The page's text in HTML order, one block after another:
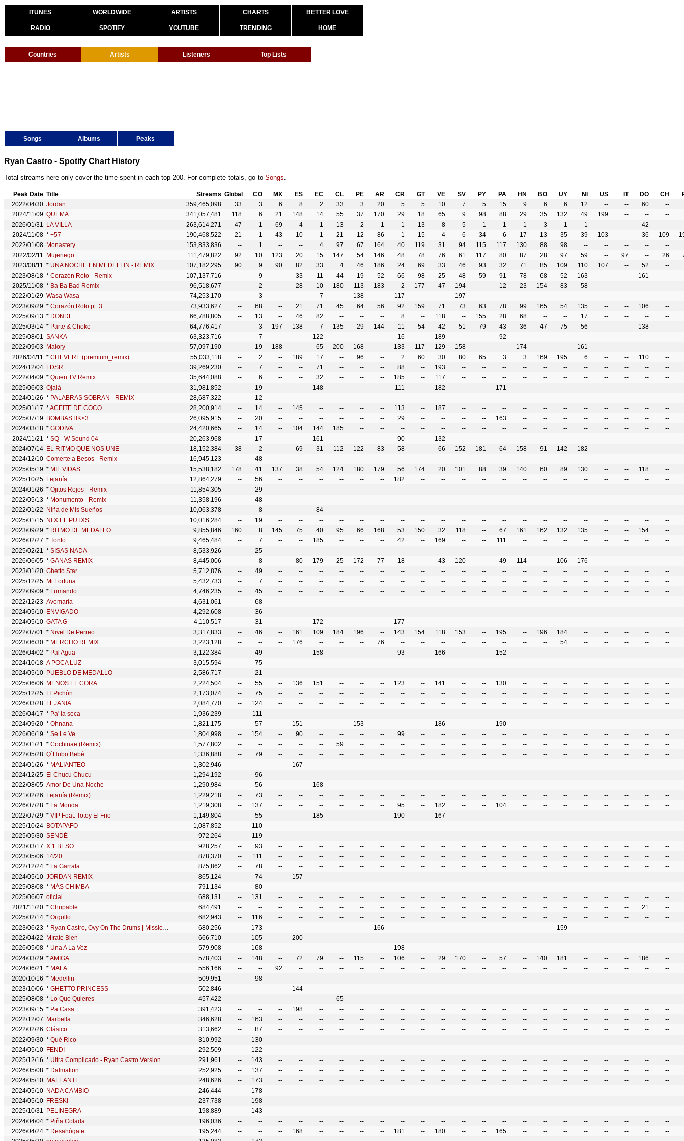
ITUNES WORLDWIDE ARTISTS CHARTS BETTER LOVE
RADIO SPOTIFY YOUTUBE TRENDING HOME
Countries Artists Listeners Top Lists
Songs Albums Peaks
Ryan Castro - Spotify Chart History
Total streams here only cover the time spent in each top 200. For complete totals, go to Songs.
Peak Date Title Streams Global CO MX ES EC CL PE AR CR GT VE SV PY PA HN BO UY NI US IT DO CH
2022/04/30 Jordan 359,465,098 33 3 6 8 2 33 3 20 5 5 10 7 5 15 9 6 6 12 -- -- 60
--
2024/11/09 QUEMA 341,057,481 118 6 21 148 14 55 37 170 29 18 65 9 98 88 29 35 132 49 199 -- --
--
2026/01/31
LA VILLA 263,614,271 47 1 69 4 1 13 2 1 1 13 8 5 1 1 1 3 1 1 -- -- 42
--
2024/11/08 * +57 190,468,522 21 1 43 10 1 21 12 86 1 15 4 6 34 6 17 13 35 39 103 -- 36 109
2022/01/08 Monastery 153,833,836 -- 1 -- -- 4 97 67 164 40 119 31 94 115 117 130 88 98 -- -- -- --
--
2022/02/11
Mujeriego 111,479,822 92 10 123 20 15 147 54 146 48 78 76 61 117 80 87 28 97 59 -- 97 -- 26
2023/08/11 * UNA NOCHE EN MEDELLÍN - REMIX 107,182,295 90 9 90 82 33 4 46 186 24 69 33 46 93 32 71 85 109 110 107 -- 52
--
2023/08/18 * Corazón Roto - Remix 107,137,716 -- 9 -- 33 11 44 19 52 66 98 25 48 59 91 78 68 52 163 -- -- 161
--
2025/11/08 * Ba Ba Bad Remix 96,518,677 -- 2 -- 28 10 180 113 183 2 177 47 194 -- 12 23 154 83 58 -- -- --
--
2022/01/29 Wasa Wasa 74,253,170 -- 3 -- -- 7 -- 138 -- 117 -- -- 197 -- -- -- -- -- -- -- -- --
--
2023/09/29 * Corazón Roto pt. 3 73,933,627 -- 68 -- 21 71 45 64 56 92 159 71 73 63 78 99 165 54 135 -- -- 106
--
2025/09/13 * DÓNDE 66,788,805 -- 13 -- 46 82 -- -- -- 8 -- 118 -- 155 28 68 -- -- 17 -- -- --
--
2025/03/14 * Parte & Choke 64,776,417 -- 3 197 138 7 135 29 144 11 54 42 51 79 43 36 47 75 56 -- -- 138
--
2025/08/01 SANKA 63,323,716 -- 7 -- -- 122 -- -- -- 16 -- 189 -- -- 92 -- -- -- -- -- -- --
--
2022/09/03
Malory 57,097,190 -- 19 188 -- 65 200 168 -- 133 117 129 158 -- -- 174 -- -- 161 -- -- --
--
2026/04/11 * CHÉVERE (premium_remix) 55,033,118 -- 2 -- 189 17 -- 96 -- 2 60 30 80 65 3 3 169 195 6 -- -- 110
--
2024/12/04 FDSR 39,269,230 -- 7 -- -- 71 -- -- -- 88 -- 193 -- -- -- -- -- -- -- -- -- --
--
2022/04/09 * Quien TV Remix 35,644,088 -- 6 -- -- 32 -- -- -- 185 -- 117 -- -- -- -- -- -- -- -- -- --
--
2025/06/03 Ojalá 31,981,852 -- 19 -- -- 148 -- -- -- 111 -- 182 -- -- 171 -- -- -- -- -- -- --
--
2024/01/26 * PALABRAS SOBRAN - REMIX 28,687,322 -- 12 -- -- -- -- -- -- -- -- -- -- -- -- -- -- -- -- -- -- --
--
2025/01/17 *ACEITE DE COCO 28,200,914 -- 14 -- 145 -- -- -- -- 113 -- 187 -- -- -- -- -- -- -- -- -- --
--
2025/07/19 BOMBASTIK<3 26,095,915 -- 20 -- -- -- -- -- -- 29 -- -- -- -- 163 -- -- -- -- -- -- --
--
2024/03/18 * GODIVA 24,420,665 -- 14 -- 104 144 185 -- -- -- -- -- -- -- -- -- -- -- -- -- -- --
--
2024/11/21 * SQ - W Sound 04 20,263,968 -- 17 -- -- 161 -- -- -- 90 -- 132 -- -- -- -- -- -- -- -- -- --
--
2024/07/14 EL RITMO QUE NOS UNE 18,152,384 38 2 -- 69 31 112 122 83 58 -- 66 152 181 64 158 91 142 182 -- -- --
--
2024/12/10 Comerte a Besos - Remix 16,945,123 -- 48 -- -- -- -- -- -- -- -- -- -- -- -- -- -- -- -- -- -- --
--
2025/05/19 * MIL VIDAS 15,538,182 178 41 137 38 54 124 180 179 56 174 20 101 88 39 140 60 89 130 -- -- 118
--
2025/10/25 Lejanía 12,864,279 -- 56 -- -- -- -- -- -- 182 -- -- -- -- -- -- -- -- -- -- -- --
--
2024/01/26 * Ojitos Rojos - Remix 11,854,305 -- 29 -- -- -- -- -- -- -- -- -- -- -- -- -- -- -- -- -- -- --
--
2022/05/13 * Monumento - Remix 11,358,196 -- 48 -- -- -- -- -- -- -- -- -- -- -- -- -- -- -- -- -- -- --
--
2022/01/22
Niña de Mis Sueños 10,063,378 -- 8 -- -- 84 -- -- -- -- -- -- -- -- -- -- -- -- -- -- -- --
--
2025/01/15 NI X EL PUTXS 10,016,284 -- 19 -- -- -- -- -- -- -- -- -- -- -- -- -- -- -- -- -- -- --
--
2023/09/29 * RITMO DE MEDALLO 9,855,846 160 8 145 75 40 95 66 168 53 150 32 118 -- 67 161 162 132 135 -- -- 154
--
2026/02/27 * Tonto 9,465,484 -- 7 -- -- 185 -- -- -- 42 -- 169 -- -- 111 -- -- -- -- -- -- --
--
2025/02/21 * SISAS NADA 8,533,926 -- 25 -- -- -- -- -- -- -- -- -- -- -- -- -- -- -- -- -- -- --
--
2026/06/05 * GANAS REMIX 8,445,006 -- 8 -- 80 179 25 172 77 18 -- 43 120 -- 49 114 -- 106 176 -- -- --
--
2023/01/20 Ghetto Star 5,712,876 -- 49 -- -- -- -- -- -- -- -- -- -- -- -- -- -- -- -- -- -- --
--
2025/12/25 Mi Fortuna 5,432,733 -- 7 -- -- -- -- -- -- -- -- -- -- -- -- -- -- -- -- -- -- --
--
2022/09/09 * Fumando 4,746,235 -- 45 -- -- -- -- -- -- -- -- -- -- -- -- -- -- -- -- -- -- --
--
2022/12/23 Avemaría 4,631,061 -- 68 -- -- -- -- -- -- -- -- -- -- -- -- -- -- -- -- -- -- --
--
2024/05/10 ENVIGADO 4,292,608 -- 36 -- -- -- -- -- -- -- -- -- -- -- -- -- -- -- -- -- -- --
--
2024/05/10 GATA G 4,110,517 -- 31 -- -- 172 -- -- -- 177 -- -- -- -- -- -- -- -- -- -- -- --
--
2022/07/01 * Nivel De Perreo 3,317,833 -- 46 -- 161 109 184 196 -- 143 154 118 153 -- 195 -- 196 184 -- -- -- --
--
2023/06/30 * MERCHO REMIX 3,223,128 -- -- -- 176 -- -- -- 76 -- -- -- -- -- -- -- -- 54 -- -- -- --
--
2026/04/02 * Pal Agua 3,122,384 -- 49 -- -- 158 -- -- -- 93 -- 166 -- -- 152 -- -- -- -- -- -- --
--
2024/10/18 A POCA LUZ 3,015,594 -- 75 -- -- -- -- -- -- -- -- -- -- -- -- -- -- -- -- -- -- --
--
2024/05/10 PUEBLO DE MEDALLO 2,586,717 -- 21 -- -- -- -- -- -- -- -- -- -- -- -- -- -- -- -- -- -- --
--
2025/06/06
MENOS EL CORA 2,224,504 -- 55 -- 136 151 -- -- -- 123 -- 141 -- -- 130 -- -- -- -- -- -- --
--
2025/12/25 El Pichón 2,173,074 -- 75 -- -- -- -- -- -- -- -- -- -- -- -- -- -- -- -- -- -- --
--
2026/03/28 LEJANIA 2,084,770 -- 124 -- -- -- -- -- -- -- -- -- -- -- -- -- -- -- -- -- -- --
--
2026/04/17 * Pa' la seca 1,936,239 -- 111 -- -- -- -- -- -- -- -- -- -- -- -- -- -- -- -- -- -- --
--
2024/09/20 * Ohnana 1,821,175 -- 57 -- 151 -- -- 153 -- -- -- 186 -- -- 190 -- -- -- -- -- -- --
--
2026/06/19 * Se Le Ve 1,804,998 -- 154 -- 90 -- -- -- -- 99 -- -- -- -- -- -- -- -- -- -- -- --
--
2023/01/21 * Cochinae (Remix) 1,577,802 -- -- -- -- -- 59 -- -- -- -- -- -- -- -- -- -- -- -- -- -- --
--
2022/05/28 Q´Hubo Bebé 1,336,888 -- 79 -- -- -- -- -- -- -- -- -- -- -- -- -- -- -- -- -- -- --
--
2024/01/26 * MALIANTEO 1,302,946 -- -- -- 167 -- -- -- -- -- -- -- -- -- -- -- -- -- -- -- -- --
--
2024/12/25 El Chucu Chucu 1,294,192 -- 96 -- -- -- -- -- -- -- -- -- -- -- -- -- -- -- -- -- -- --
--
2022/08/05 Amor De Una Noche 1,290,984 -- 56 -- -- 168 -- -- -- -- -- -- -- -- -- -- -- -- -- -- -- --
--
2021/02/26
Lejanía (Remix) 1,229,218 -- 73 -- -- -- -- -- -- -- -- -- -- -- -- -- -- -- -- -- -- --
--
2026/07/28 * La Monda 1,219,308 -- 137 -- -- -- -- -- -- 95 -- 182 -- -- 104 -- -- -- -- -- -- --
--
2022/07/29 * VIP Feat. Totoy El Frio 1,149,804 -- 55 -- -- 185 -- -- -- 190 -- 167 -- -- -- -- -- -- -- -- -- --
--
2025/10/24 BOTAPAFO 1,087,852 -- 110 -- -- -- -- -- -- -- -- -- -- -- -- -- -- -- -- -- -- --
--
2025/05/30 SENDÉ 972,264 -- 119 -- -- -- -- -- -- -- -- -- -- -- -- -- -- -- -- -- -- --
--
2023/03/17 X 1 BESO 928,257 -- 93 -- -- -- -- -- -- -- -- -- -- -- -- -- -- -- -- -- -- --
--
2023/05/06 14/20 878,370 -- 111 -- -- -- -- -- -- -- -- -- -- -- -- -- -- -- -- -- -- --
--
2022/12/24 * La Garrafa 875,862 -- 78 -- -- -- -- -- -- -- -- -- -- -- -- -- -- -- -- -- -- --
--
2024/05/10 JORDAN REMIX 865,124 -- 74 -- 157 -- -- -- -- -- -- -- -- -- -- -- -- -- -- -- -- --
--
2025/08/08 * MÁS CHIMBA 791,134 -- 80 -- -- -- -- -- -- -- -- -- -- -- -- -- -- -- -- -- -- --
--
2025/06/07 oficial 688,131 -- 131 -- -- -- -- -- -- -- -- -- -- -- -- -- -- -- -- -- -- --
--
2021/11/20 * Chupable 684,491 -- -- -- -- -- -- -- -- -- -- -- -- -- -- -- -- -- -- -- -- 21
--
2025/02/14 * Orgullo 682,943 -- 116 -- -- -- -- -- -- -- -- -- -- -- -- -- -- -- -- -- -- --
--
2023/06/23 * Ryan Castro, Ovy On The Drums | Mission 16 680,256 -- 173 -- -- -- -- -- 166 -- -- -- -- -- -- -- -- 159 -- -- -- --
--
2022/04/22
Mírate Bien 666,710 -- 105 -- 200 -- -- -- -- -- -- -- -- -- -- -- -- -- -- -- -- --
--
2026/05/08 * Una A La Vez 579,908 -- 168 -- -- -- -- -- -- 198 -- -- -- -- -- -- -- -- -- -- -- --
--
2024/03/29 *AMIGA 578,403 -- 148 -- 72 79 -- 115 -- 106 -- 29 170 -- 57 -- 140 181 -- -- -- 186
--
2024/06/21 * MALA 556,166 -- -- 92 -- -- -- -- -- -- -- -- -- -- -- -- -- -- -- -- -- --
--
2020/10/16 * Medellin 509,951 -- 98 -- -- -- -- -- -- -- -- -- -- -- -- -- -- -- -- -- -- --
--
2023/10/06 * GHETTO PRINCESS 502,846 -- -- -- 144 -- -- -- -- -- -- -- -- -- -- -- -- -- -- -- -- --
--
2025/08/08 * Lo Que Quieres 457,422 -- -- -- -- -- 65 -- -- -- -- -- -- -- -- -- -- -- -- -- -- --
--
2023/09/15 * Pa Casa 391,423 -- -- -- 198 -- -- -- -- -- -- -- -- -- -- -- -- -- -- -- -- --
--
2022/12/07
Marbella 346,628 -- 163 -- -- -- -- -- -- -- -- -- -- -- -- -- -- -- -- -- -- --
--
2022/02/26 Clásico 313,662 -- 87 -- -- -- -- -- -- -- -- -- -- -- -- -- -- -- -- -- -- --
--
2022/09/30 * Qué Rico 310,992 -- 130 -- -- -- -- -- -- -- -- -- -- -- -- -- -- -- -- -- -- --
--
2024/05/10 FENDI 292,509 -- 122 -- -- -- -- -- -- -- -- -- -- -- -- -- -- -- -- -- -- --
--
2025/12/16 * Ultra Complicado - Ryan Castro Version 291,961 -- 143 -- -- -- -- -- -- -- -- -- -- -- -- -- -- -- -- -- -- --
--
2026/05/08 * Dalmation 252,925 -- 137 -- -- -- -- -- -- -- -- -- -- -- -- -- -- -- -- -- -- --
--
2024/05/10 MALEANTE 248,626 -- 173 -- -- -- -- -- -- -- -- -- -- -- -- -- -- -- -- -- -- --
--
2024/05/10 NADA CAMBIO 246,444 -- 178 -- -- -- -- -- -- -- -- -- -- -- -- -- -- -- -- -- -- --
--
2024/05/10 FRESKI 237,738 -- 198 -- -- -- -- -- -- -- -- -- -- -- -- -- -- -- -- -- -- --
--
2025/10/31
PELINEGRA 198,889 -- 143 -- -- -- -- -- -- -- -- -- -- -- -- -- -- -- -- -- -- --
--
2024/04/04 * Piña Colada 196,036 -- -- -- -- -- -- -- -- -- -- -- -- -- -- -- -- -- -- -- -- --
--
2026/04/24 * Desahógate 195,244 -- -- -- 168 -- -- -- -- 181 -- 180 -- -- 165 -- -- -- -- -- -- --
--